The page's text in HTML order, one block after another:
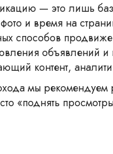
— это лишь
и время на
способов
объявлений и
контент,
мы рекомендуем
«поднять